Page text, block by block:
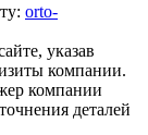
orto-
указав
компании.
компании
деталей